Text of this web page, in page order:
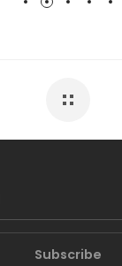
Subscribe